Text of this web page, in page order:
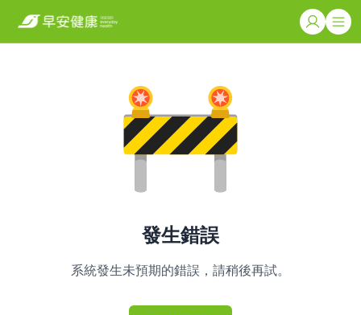
發生錯誤
系統發生未預期的錯誤，請稍後再試。